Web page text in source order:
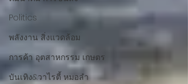
Politics
พลังงาน สิ่งแวดล้อม
การค้า อุตสาหกรรม เกษตร
บันเทิง&วาไรตี้ หมอลำ